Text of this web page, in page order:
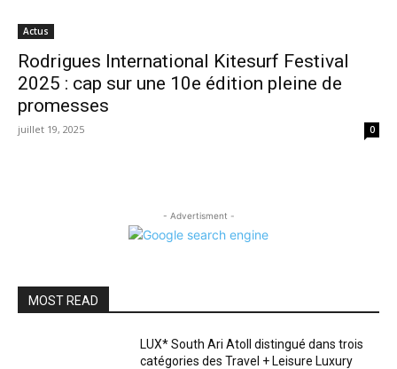
Actus
Rodrigues International Kitesurf Festival
2025 : cap sur une 10e édition pleine de
promesses
juillet 19, 2025 0
- Advertisment -
MOST READ
LUX* South Ari Atoll distingué dans trois
catégories des Travel + Leisure Luxury